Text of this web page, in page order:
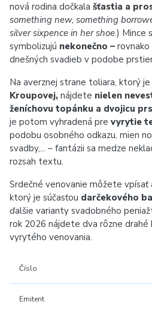
nová rodina dočkala šťastia a
something new, something
silver sixpence in her shoe.) Mince
symbolizujú nekonečno –
dnešných svadieb v podobe
Na averznej strane toliara, ktorý
Kroupovej, nájdete nielen
ženíchovu topánku a dvojicu
je potom vyhradená pre vyrytie
podobu osobného odkazu, mien
svadby,... – fantázii sa medze
rozsah textu.
Srdečné venovanie môžete
ktorý je súčasťou darčekového
ďalšie varianty svadobného
rok 2026 nájdete dva rôzne drahé
vyrytého venovania.
Číslo
Emitent